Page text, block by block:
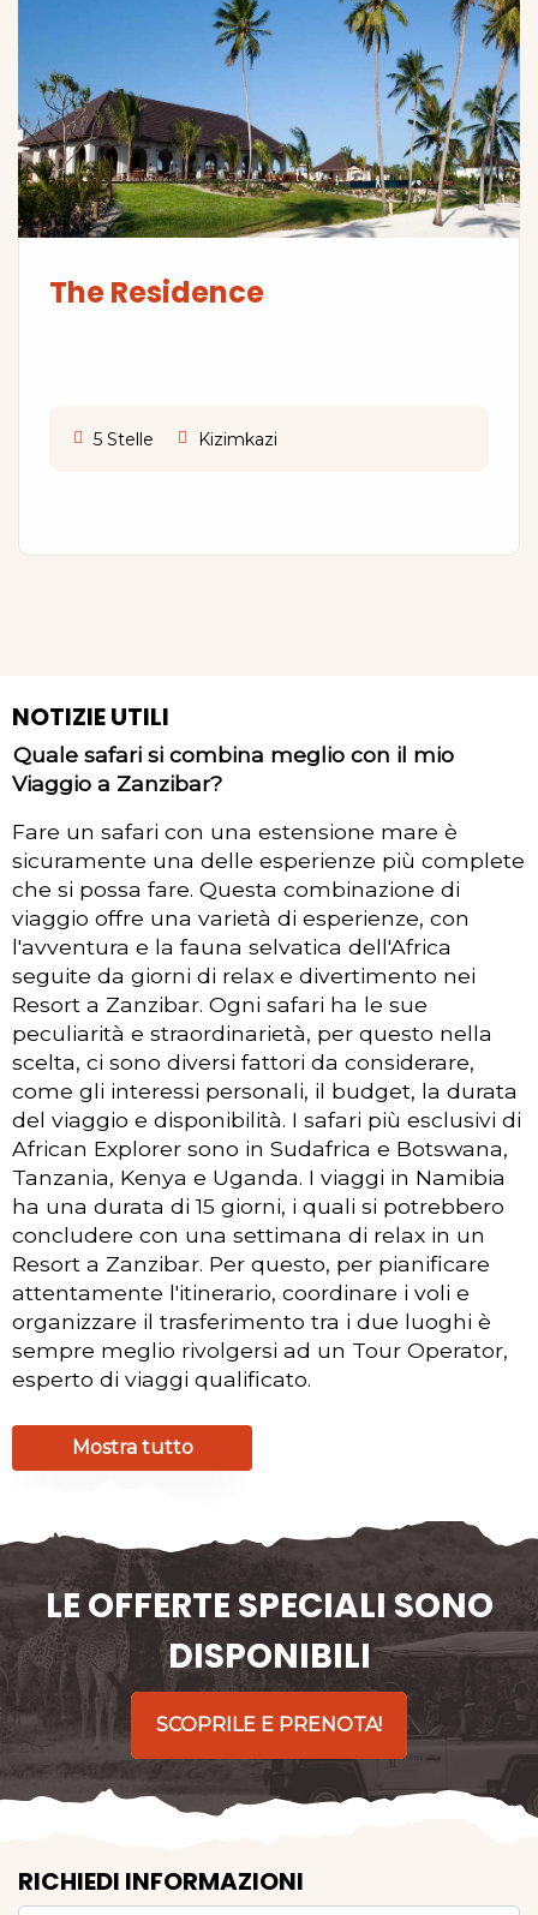
The Residence
5 Stelle Kizimkazi
NOTIZIE UTILI
Quale safari si combina meglio con il mio
Viaggio a Zanzibar?
Fare un safari con una estensione mare è
sicuramente una delle esperienze più complete
che si possa fare. Questa combinazione di
viaggio offre una varietà di esperienze, con
l'avventura e la fauna selvatica dell'Africa
seguite da giorni di relax e divertimento nei
Resort a Zanzibar. Ogni safari ha le sue
peculiarità e straordinarietà, per questo nella
scelta, ci sono diversi fattori da considerare,
come gli interessi personali, il budget, la durata
del viaggio e disponibilità. I safari più esclusivi di
African Explorer sono in Sudafrica e Botswana,
Tanzania, Kenya e Uganda. I viaggi in Namibia
ha una durata di 15 giorni, i quali si potrebbero
concludere con una settimana di relax in un
Resort a Zanzibar. Per questo, per pianificare
attentamente l'itinerario, coordinare i voli e
organizzare il trasferimento tra i due luoghi è
sempre meglio rivolgersi ad un Tour Operator,
esperto di viaggi qualificato.
Mostra tutto
LE OFFERTE SPECIALI SONO
DISPONIBILI
SCOPRILE E PRENOTA!
RICHIEDI INFORMAZIONI